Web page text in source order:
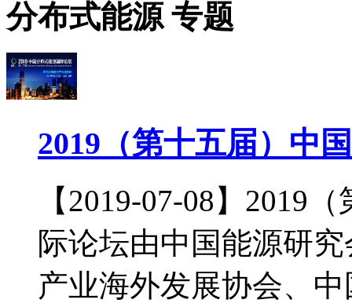
分布式能源 专题
2019（第十五届）中
【2019-07-08】2019
际论坛由中国能源研
产业海外发展协会、